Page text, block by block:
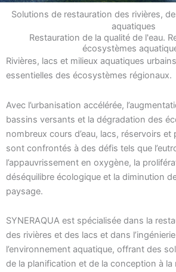
Solutions de restauration des rivières,
aquatiques
Restauration de la qualité de l'eau.
écosystèmes
Rivières, lacs et milieux aquatiques
essentielles des écosystèmes régionaux.
Avec l’urbanisation accélérée,
bassins versants et la dégradation des
nombreux cours d’eau, lacs, réservoirs et
sont confrontés à des défis tels que
l’appauvrissement en oxygène, la
déséquilibre écologique et la diminution
paysage.
SYNERAQUA est spécialisée dans la
des rivières et des lacs et dans
l’environnement aquatique, offrant des
de la planification et de la conception à